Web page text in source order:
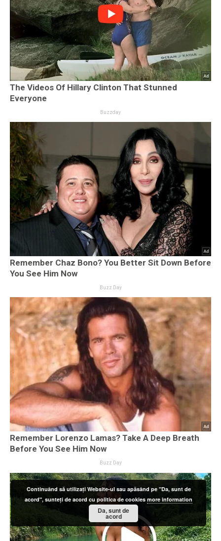
Continuând să utilizați Website-ul sau apăsând pe "Da, sunt de
acord", sunteți de acord cu politica de cookiesmore information
Da, sunt de
acord